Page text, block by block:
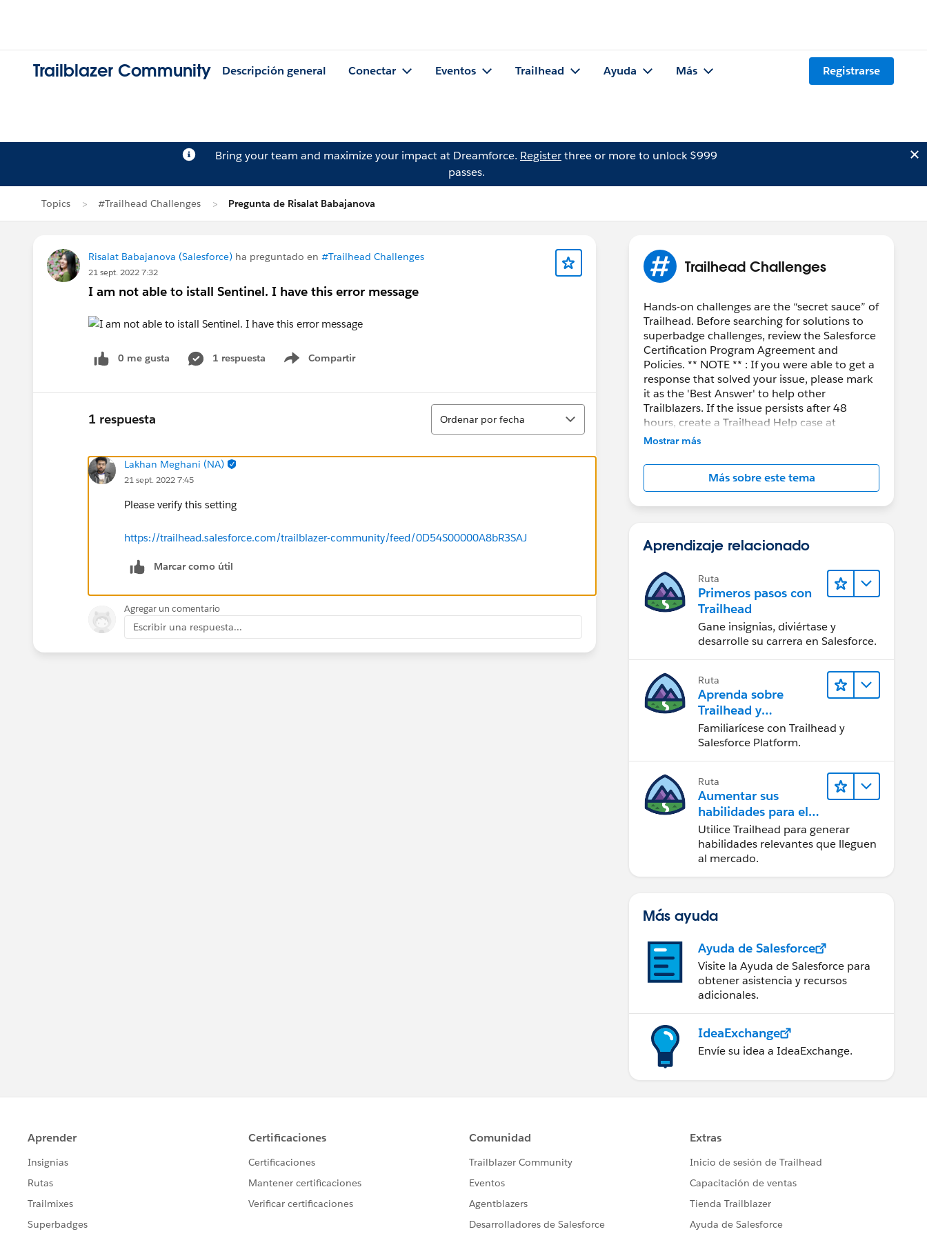
Trailblazer Community Descripción general Conectar Eventos Trailhead Ayuda Más Registrarse
Bring your team and maximize your impact at Dreamforce. Registerthree or more to unlock $999
passes.
Topics #Trailhead Challenges Pregunta de Risalat Babajanova
Risalat Babajanova (Salesforce) ha preguntado en #Trailhead Challenges
21 sept. 2022 7:32
I am not able to istall Sentinel. I have this error message
0 me gusta 1 respuesta Compartir
Show menu
1 respuesta
Ordenar
Ordenar por fecha
Lakhan Meghani (NA)
21 sept. 2022 7:45
Please verify this setting
https://trailhead.salesforce.com/trailblazer-community/feed/0D54S00000A8bR3SAJ
Marcar como útil
Agregar un comentario
Escribir una respuesta...
Trailhead Challenges
Hands-on challenges are the “secret sauce” of
Trailhead. Before searching for solutions to
superbadge challenges, review the Salesforce
Certification Program Agreement and
Policies. ** NOTE ** : If you were able to get a
response that solved your issue, please mark
it as the 'Best Answer' to help other
Trailblazers. If the issue persists after 48
hours, create a Trailhead Help case at
https://help.salesforce.com/s/support
Mostrar más
Más sobre este tema
Aprendizaje relacionado
Ruta
Primeros pasos con
Trailhead
Gane insignias, diviértase y
desarrolle su carrera en Salesforce.
Ruta
Aprenda sobre
Trailhead y
Salesforce
Familiarícese con Trailhead y
Salesforce Platform.
Ruta
Aumentar sus
habilidades para el
futuro con Trailhead
Utilice Trailhead para generar
habilidades relevantes que lleguen
al mercado.
Más ayuda
Ayuda de Salesforce
Visite la Ayuda de Salesforce para
obtener asistencia y recursos
adicionales.
IdeaExchange
Envíe su idea a IdeaExchange.